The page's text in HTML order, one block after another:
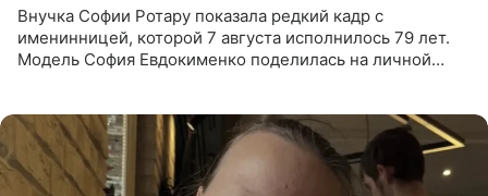
Внучка Софии Ротару показала редкий кадр с
именинницей, которой 7 августа исполнилось 79 лет.
Модель София Евдокименко поделилась на личной